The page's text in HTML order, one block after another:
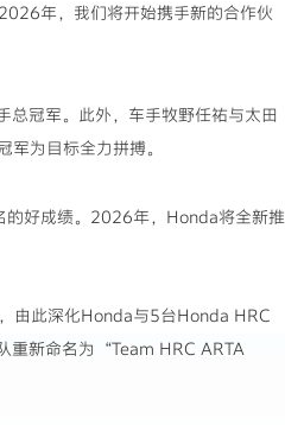
年，我们将开始携手新的合作伙
冠军。此外，车手牧野任祐与太田
为目标全力拼搏。
的好成绩。2026年，Honda将全新推
由此深化Honda与5台Honda HRC
重新命名为“Team HRC ARTA